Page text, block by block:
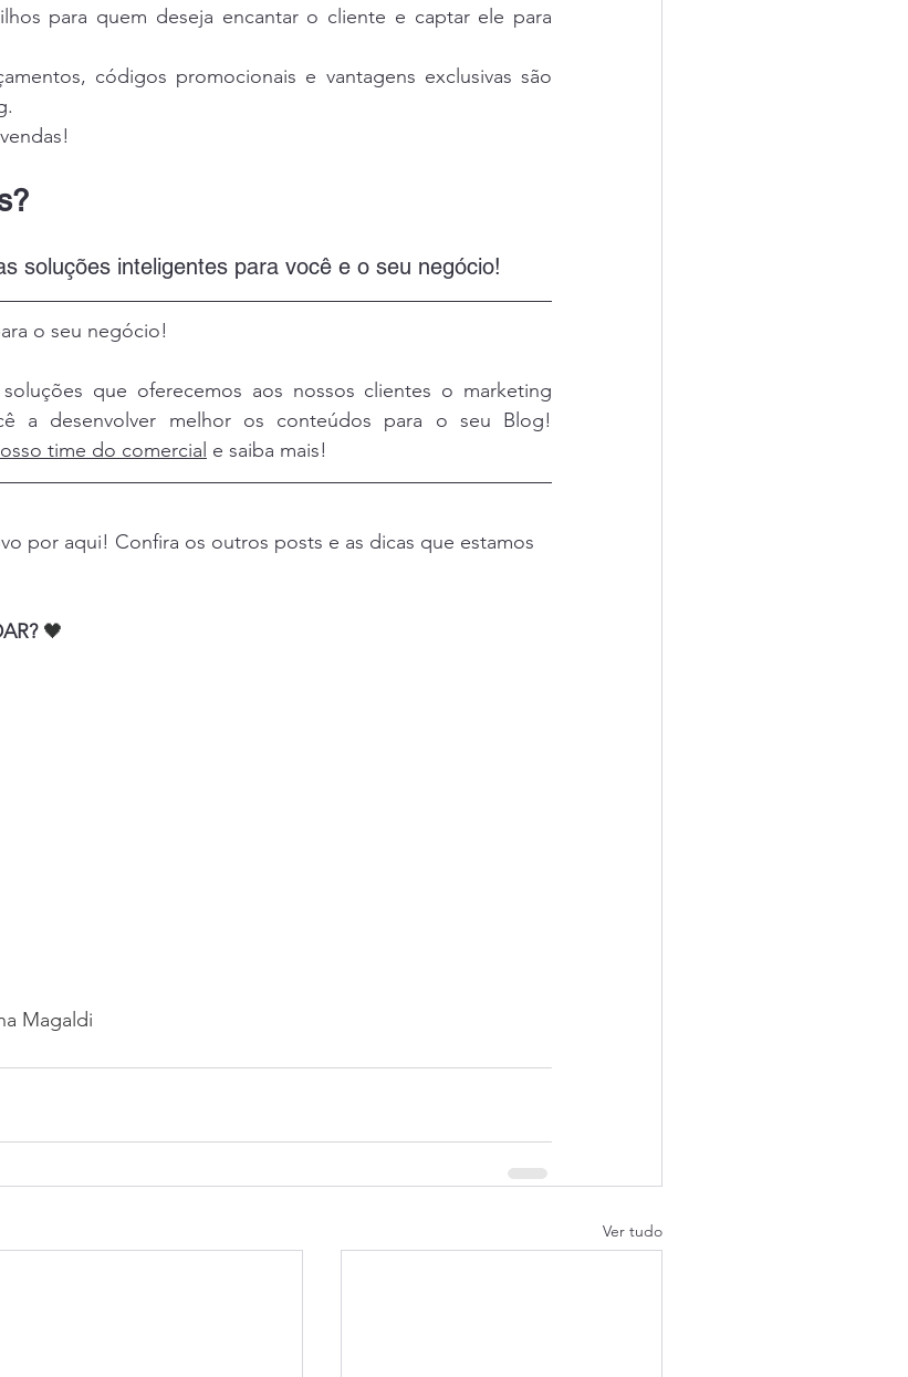
para quem deseja encantar o cliente e captar ele para
códigos promocionais e vantagens exclusivas são
soluções inteligentes para você e o seu negócio!
o seu negócio!
que oferecemos aos nossos clientes o marketing
a desenvolver melhor os conteúdos para o seu Blog!
time do comercial e saiba mais!
por aqui! Confira os outros posts e as dicas que estamos
🖤
Magaldi
Ver tudo